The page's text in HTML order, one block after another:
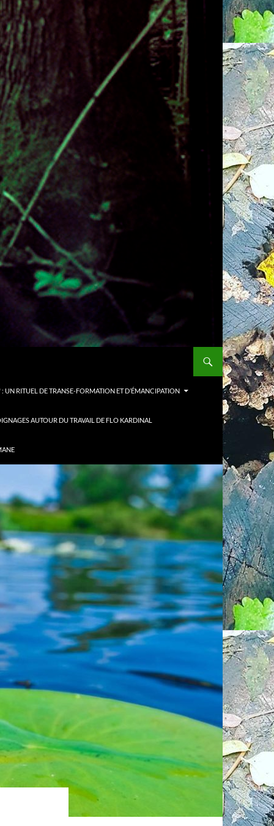
RITUEL DE TRANSE-FORMATION ET D’ÉMANCIPATION
AUTOUR DU TRAVAIL DE FLO KARDINAL